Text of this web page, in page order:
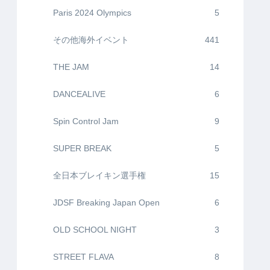
Paris 2024 Olympics 5
その他海外イベント 441
THE JAM 14
DANCEALIVE 6
Spin Control Jam 9
SUPER BREAK 5
全日本ブレイキン選手権 15
JDSF Breaking Japan Open 6
OLD SCHOOL NIGHT 3
STREET FLAVA 8